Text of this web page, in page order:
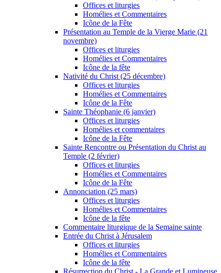
Offices et liturgies
Homélies et Commentaires
Icône de la Fête
Présentation au Temple de la Vierge Marie (21
novembre)
Offices et liturgies
Homélies et Commentaires
Icône de la fête
Nativité du Christ (25 décembre)
Offices et liturgies
Homélies et Commentaires
Icône de la Fête
Sainte Théophanie (6 janvier)
Offices et liturgies
Homélies et commentaires
Icône de la Fête
Sainte Rencontre ou Présentation du Christ au
Temple (2 février)
Offices et liturgies
Homélies et Commentaires
Icône de la Fête
Annonciation (25 mars)
Offices et liturgies
Homélies et Commentaires
Icône de la fête
Commentaire liturgique de la Semaine sainte
Entrée du Christ à Jérusalem
Offices et liturgies
Homélies et Commentaires
Icône de la fête
Résurrection du Christ - La Grande et Lumineuse